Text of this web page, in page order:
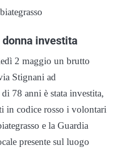
donna investita
2 maggio un brutto
Stignani ad
78 anni è stata investita,
in codice rosso i volontari
e la Guardia
presente sul luogo